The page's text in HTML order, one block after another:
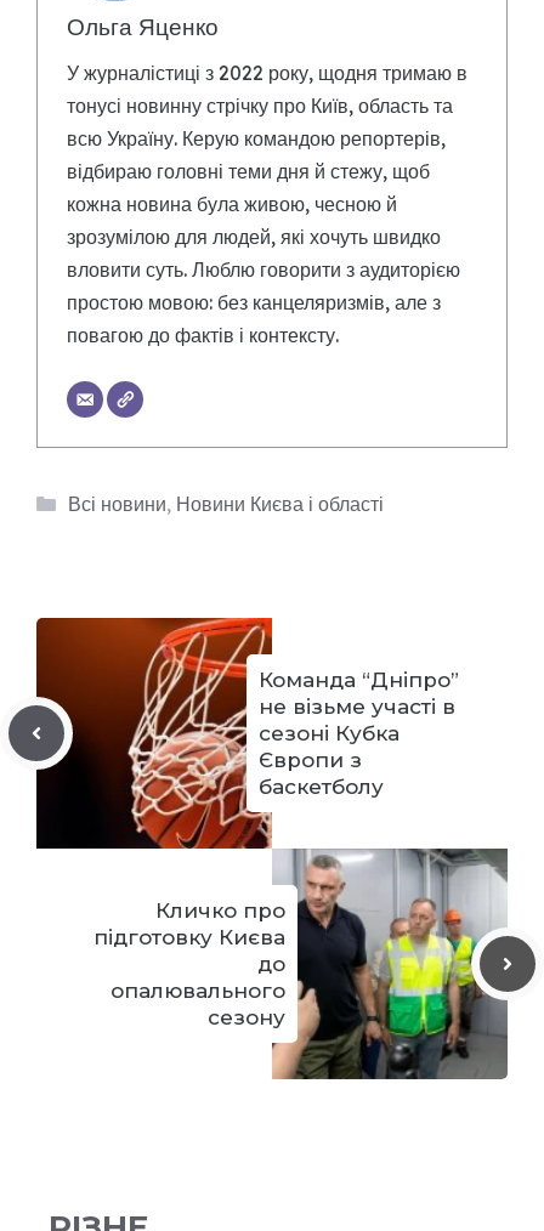
Ольга Яценко
У журналістиці з 2022 року, щодня тримаю в
тонусі новинну стрічку про Київ, область та
всю Україну. Керую командою репортерів,
відбираю головні теми дня й стежу, щоб
кожна новина була живою, чесною й
зрозумілою для людей, які хочуть швидко
вловити суть. Люблю говорити з аудиторією
простою мовою: без канцеляризмів, але з
повагою до фактів і контексту.
Категорії
Всі новини, Новини Києва і області
Команда “Дніпро”
не візьме участі в
сезоні Кубка
Європи з
баскетболу
Кличко про
підготовку Києва
до
опалювального
сезону